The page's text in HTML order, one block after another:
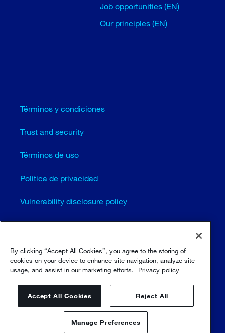
Job opportunities (EN)
Our principles (EN)
Términos y condiciones
Trust and security
Términos de uso
Política de privacidad
Vulnerability disclosure policy
Cookie settings (EN)
Mapa del sitio
© Sulzer Ltd 1996 - 2025
By clicking “Accept All Cookies”, you agree to the storing of
cookies on your device to enhance site navigation, analyze site
usage, and assist in our marketing efforts.
Privacy policy
Accept All Cookies Reject All
Manage Preferences